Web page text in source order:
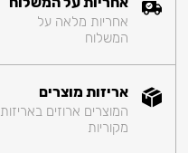
אחריות מלאה על
המשלוח
אריזות מוצרים
המוצרים ארוזים באריזות
מקוריות